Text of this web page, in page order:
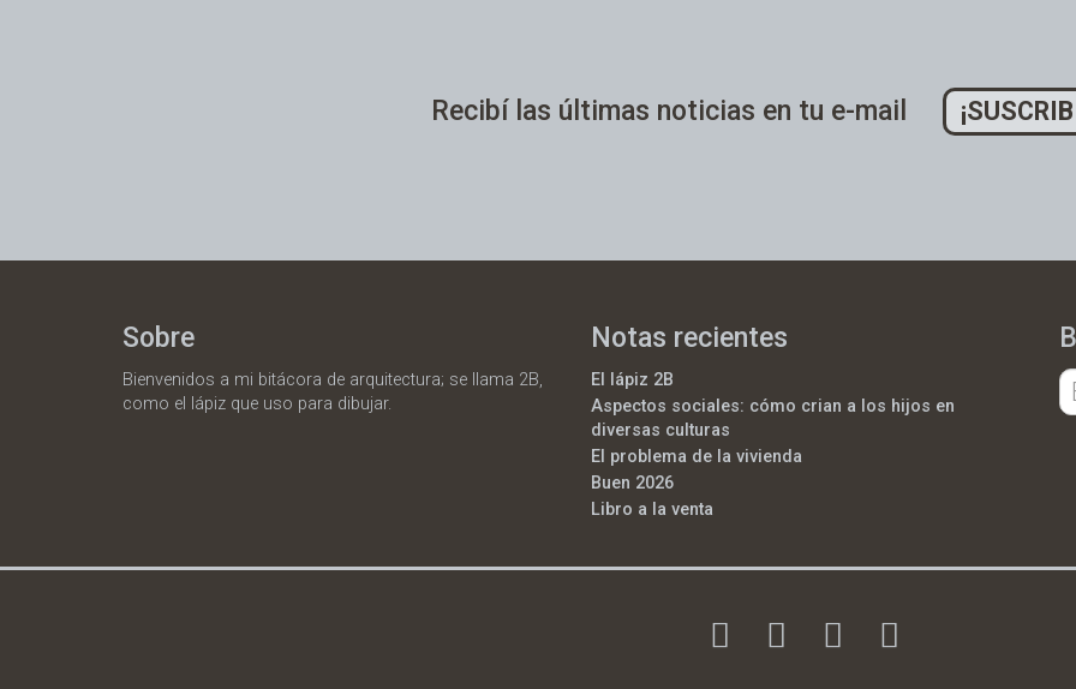
Recibí las últimas noticias en tu e-mail
Sobre
Bienvenidos a mi bitácora de arquitectura; se llama 2B,
como el lápiz que uso para dibujar.
Notas recientes
El lápiz 2B
Aspectos sociales: cómo crian a los hijos en
diversas culturas
El problema de la vivienda
Buen 2026
Libro a la venta